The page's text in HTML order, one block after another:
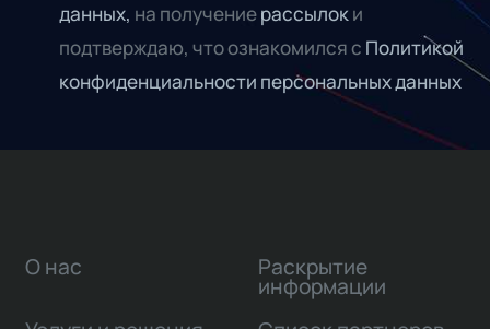
данных, на получениерассылоки
подтверждаю, что ознакомился с Политикой
конфиденциальности персональных данных
О нас Раскрытие
информации